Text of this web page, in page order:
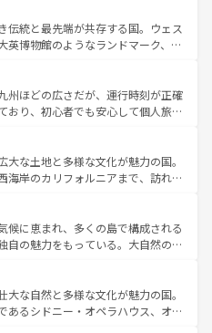
祥地であるランス、プロヴァンスの
など、多彩な楽しみ方が可能だ。さ
にも魅力が溢れており、どの街角に
それぞれで全く異なる文化を体験で
。 なお、新着のフランス情報はコンテンツ一覧
こを歩いても飽きることがない。ベ
バイエルン州のアルプスの絶景、そ
イン畑といった風景は必見。ビール
験してほしい。 なお、新着の
ツ一覧を参照してほしい。
伝統と最先端が共存する国。ウェス
英博物館のようなランドマーク、歴
がある。また、優雅なアフタヌーン
はたまらない英国パブ、サッカー観
そできる体験も豊富。イギリスを旅
しい。
州ほどの広さだが、運行時刻が正確
おり、初心者でも安心して個人旅行
町や、スイスならではのユニークな
ス観光だけでなく町歩きも満喫する
所得が高いため物価も高いが、旅行
楽しむこともできる。 なお、新
テンツ一覧 を参照してほしい。
大な土地と多様な文化が魅力の国。
海岸のカリフォルニアまで、訪れる
観光、ショッピング、エンターテイ
激的なスポットだ。一方、アメリカ
り、グランドキャニオンやイエロー
では、音楽と美食が融合した独特の
アメリカの各地域で異なる魅力を楽
性と豊かな歴史を感じることができ
候に恵まれ、多くの島で構成される
自の魅力をもっている。大自然の神
また、定番の観光地といえばオアフ
求めるならマウイ島やカウアイ島が
グリーンに輝く海をはじめ、豊かな
大な自然と多様な文化が魅力の国。
あるシドニー・オペラハウス、オー